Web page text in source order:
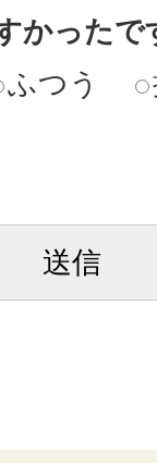
かったで
ふつう